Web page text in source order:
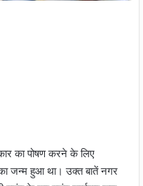
का पोषण करने के लिए
जन्म हुआ था। उक्त बातें नगर